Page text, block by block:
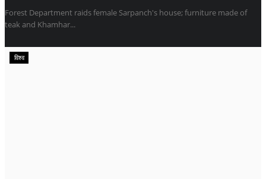
Forest Department raids female Sarpanch's house; furniture made of
teak and Khamhar...
विश्व